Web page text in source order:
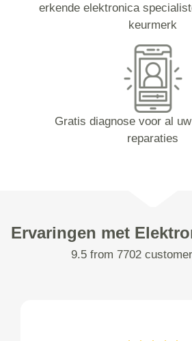
erkende elektronica
keurmerk
Gratis diagnose voor al
reparaties
Ervaringen met
9.5 from 7702